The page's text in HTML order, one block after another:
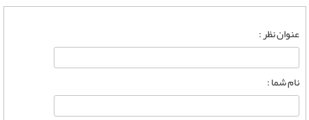
عنوان نظر :
نام شما :